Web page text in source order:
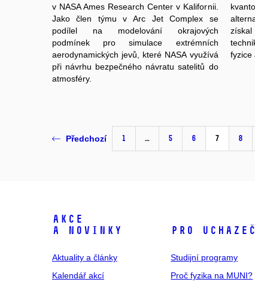
v NASA Ames Research Center v Kalifornii.
Jako člen týmu v Arc Jet Complex se
podílel na modelování okrajových
podmínek pro simulace extrémních
aerodynamických jevů, které NASA využívá
při návrhu bezpečného návratu satelitů do
atmosféry.
získal
fyzice
Předchozí 1 … 5 6 7 8
Akce
a novinky
Aktuality a články
Kalendář akcí
Pro
Studijní programy
Proč fyzika na MUNI?